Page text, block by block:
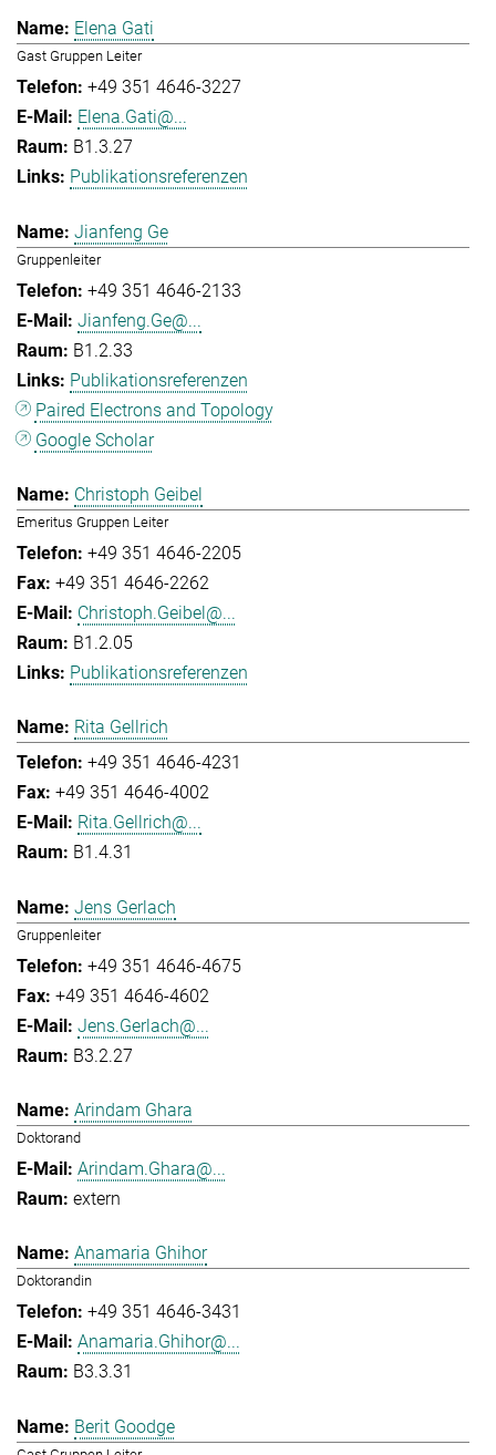
Elena Gati
Gast Gruppen Leiter
+49 351 4646-3227
Elena.Gati@...
B1.3.27
Publikationsreferenzen
Jianfeng Ge
Gruppenleiter
+49 351 4646-2133
Jianfeng.Ge@...
B1.2.33
Publikationsreferenzen
Paired Electrons and Topology
Google Scholar
Christoph Geibel
Emeritus Gruppen Leiter
+49 351 4646-2205
+49 351 4646-2262
Christoph.Geibel@...
B1.2.05
Publikationsreferenzen
Rita Gellrich
+49 351 4646-4231
+49 351 4646-4002
Rita.Gellrich@...
B1.4.31
Jens Gerlach
Gruppenleiter
+49 351 4646-4675
+49 351 4646-4602
Jens.Gerlach@...
B3.2.27
Arindam Ghara
Doktorand
Arindam.Ghara@...
extern
Anamaria Ghihor
Doktorandin
+49 351 4646-3431
Anamaria.Ghihor@...
B3.3.31
Berit Goodge